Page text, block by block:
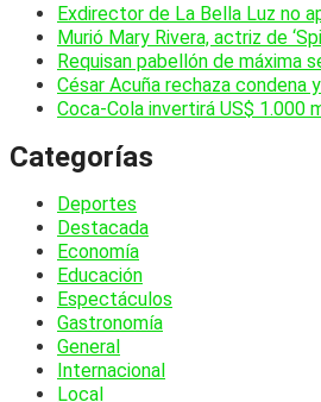
Exdirector de La Bella Luz no
Murió Mary Rivera, actriz de
Requisan pabellón de máxima
César Acuña rechaza condena
Coca-Cola invertirá US$ 1.000
Categorías
Deportes
Destacada
Economía
Educación
Espectáculos
Gastronomía
General
Internacional
Local